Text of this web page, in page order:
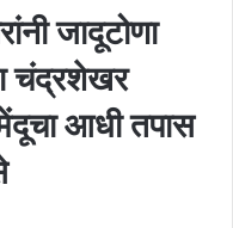
जादूटोणा
चंद्रशेखर
आधी तपास